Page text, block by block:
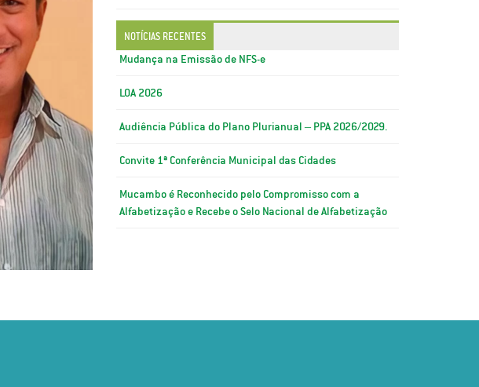
NOTÍCIAS RECENTES
Mudança na Emissão de NFS-e
LOA 2026
Audiência Pública do Plano Plurianual – PPA 2026/2029.
Convite 1ª Conferência Municipal das Cidades
Mucambo é Reconhecido pelo Compromisso com a
Alfabetização e Recebe o Selo Nacional de Alfabetização